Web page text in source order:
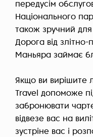
передусім
Національного
також зручний
Дорога від
Маньяра займає
Якщо ви вирішите
Travel допоможе
забронювати
відвезе вас на
зустріне вас і